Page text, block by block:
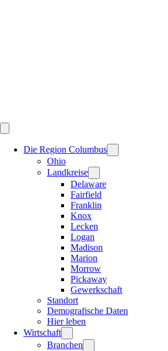
Die Region Columbus
Ohio
Landkreise
Delaware
Fairfield
Franklin
Knox
Lecken
Logan
Madison
Marion
Morrow
Pickaway
Gewerkschaft
Standort
Demografische Daten
Hier leben
Wirtschaft
Branchen